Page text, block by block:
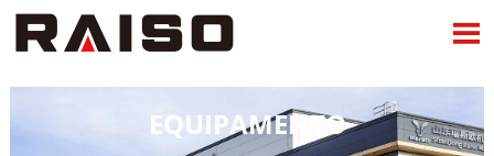

EQUIPAMENTO